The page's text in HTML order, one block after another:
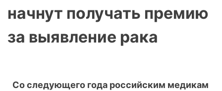
начнут получать премию
за выявление рака
Со следующего года российским медикам